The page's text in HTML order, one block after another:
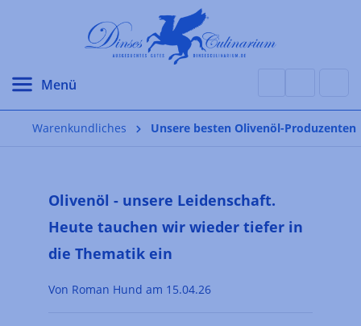
Warenkundliches Unsere besten Olivenöl-Produzenten
Olivenöl - unsere Leidenschaft.
Heute tauchen wir wieder tiefer in
die Thematik ein
Von Roman Hund am 15.04.26